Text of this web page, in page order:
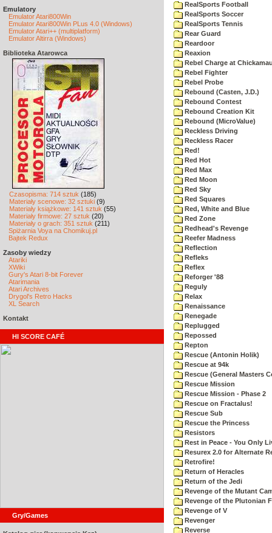
Emulatory
Emulator Atari800Win
Emulator Atari800Win PLus 4.0 (Windows)
Emulator Atari++ (multiplatform)
Emulator Altirra (Windows)
Biblioteka Atarowca
Czasopisma: 714 sztuk (185)
Materiały scenowe: 32 sztuki (9)
Materiały książkowe: 141 sztuk (55)
Materiały firmowe: 27 sztuk (20)
Materiały o grach: 351 sztuk (211)
Spiżarnia Voya na Chomikuj.pl
Bajtek Redux
Zasoby wiedzy
Atariki
XWiki
Gury's Atari 8-bit Forever
Atarimania
Atari Archives
Drygol's Retro Hacks
XL Search
Kontakt
HI SCORE CAFÉ
Gry/Games
RealSports Football
RealSports Soccer
RealSports Tennis
Rear Guard
Reardoor
Reaxion
Rebel Charge at
Rebel Fighter
Rebel Probe
Rebound (Casten, J.D.)
Rebound Contest
Rebound Creation Kit
Rebound (MicroValue)
Reckless Driving
Reckless Racer
Red!
Red Hot
Red Max
Red Moon
Red Sky
Red Squares
Red, White and Blue
Red Zone
Redhead's Revenge
Reefer Madness
Reflection
Refleks
Reflex
Reforger '88
Reguly
Relax
Renaissance
Renegade
Replugged
Repossed
Repton
Rescue (Antonin Holik)
Rescue at 94k
Rescue (General Masters
Rescue Mission
Rescue Mission - Phase 2
Rescue on Fractalus!
Rescue Sub
Rescue the Princess
Resistors
Rest in Peace - You Only
Resurex 2.0 for Alternate
Retrofire!
Return of Heracles
Return of the Jedi
Revenge of the Mutant
Revenge of the Plutonian
Revenge of V
Revenger
Reverse